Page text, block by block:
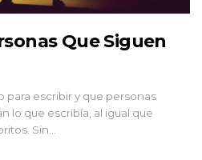
Que Siguen
para escribir y que personas
lo que escribía, al igual que
Sin…